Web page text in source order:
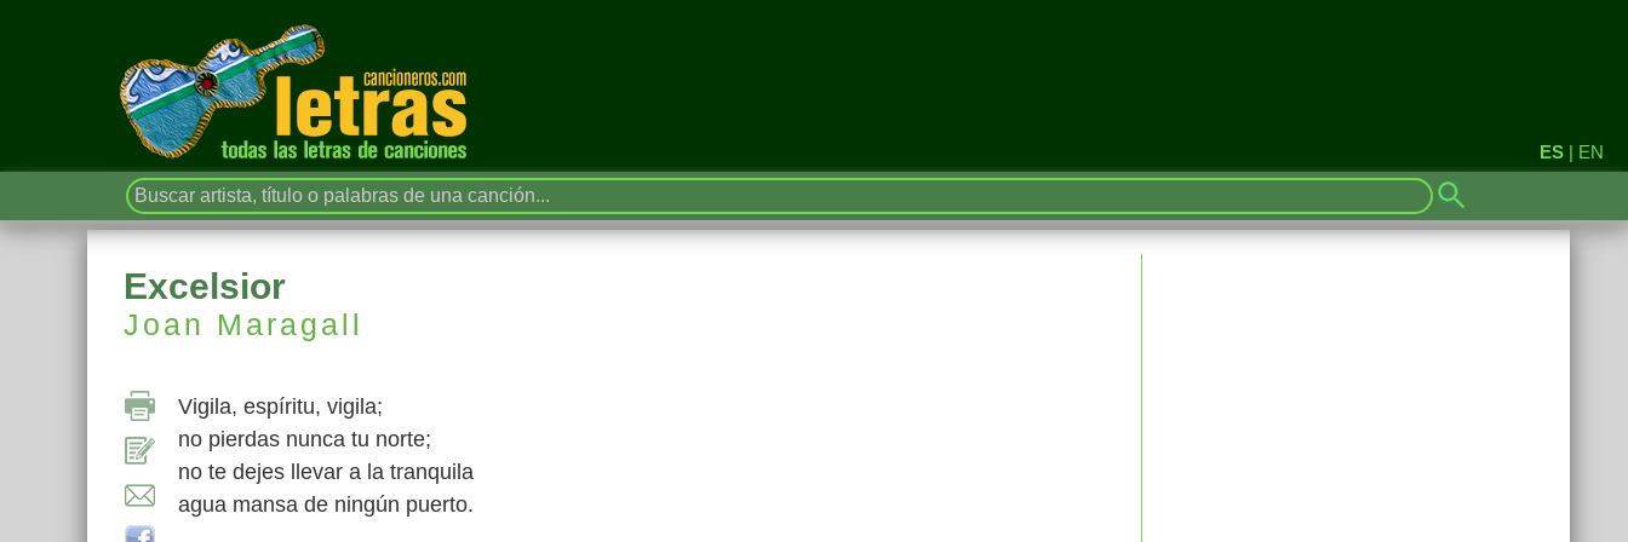
ES | EN
Excelsior
Joan Maragall
Vigila, espíritu, vigila;
no pierdas nunca tu norte;
no te dejes llevar a la tranquila
agua mansa de ningún puerto.